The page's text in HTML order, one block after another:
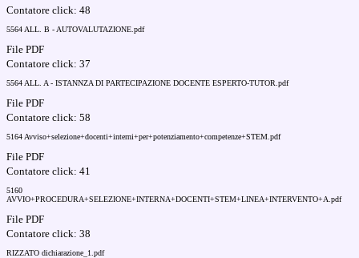
Contatore click: 48
5564 ALL. B - AUTOVALUTAZIONE.pdf
File PDF
Contatore click: 37
5564 ALL. A - ISTANNZA DI PARTECIPAZIONE DOCENTE ESPERTO-TUTOR.pdf
File PDF
Contatore click: 58
5164 Avviso+selezione+docenti+interni+per+potenziamento+competenze+STEM.pdf
File PDF
Contatore click: 41
5160
AVVIO+PROCEDURA+SELEZIONE+INTERNA+DOCENTI+STEM+LINEA+INTERVENTO+A.pdf
File PDF
Contatore click: 38
RIZZATO dichiarazione_1.pdf